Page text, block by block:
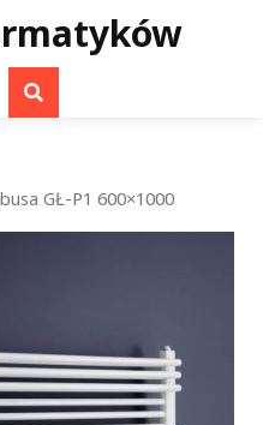
GŁ-P1 600×1000